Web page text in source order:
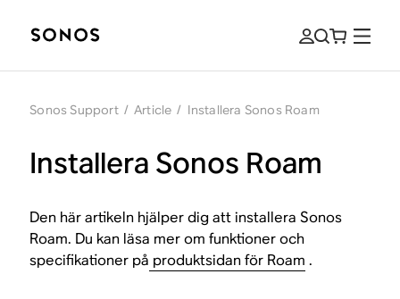
Sonos Support / Article / Installera Sonos Roam
Installera Sonos Roam
Den här artikeln hjälper dig att installera Sonos
Roam. Du kan läsa mer om funktioner och
specifikationer på produktsidan för Roam .